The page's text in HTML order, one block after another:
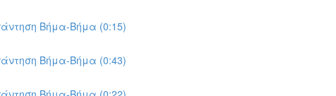
Βήμα-Βήμα (0:15)
Βήμα-Βήμα (0:43)